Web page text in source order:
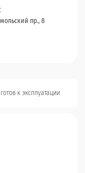
пр., 8
к эксплуатации